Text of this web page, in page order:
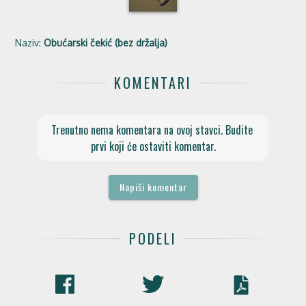
Naziv:Obućarski čekić (bez držalja)
KOMENTARI
Trenutno nema komentara na ovoj stavci. Budite
prvi koji će ostaviti komentar.
Napiši komentar
PODELI